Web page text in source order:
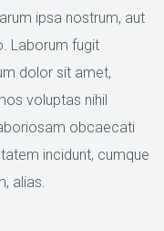
ipsa nostrum, aut
Laborum fugit
dolor sit amet,
voluptas nihil
obcaecati
incidunt, cumque
alias.